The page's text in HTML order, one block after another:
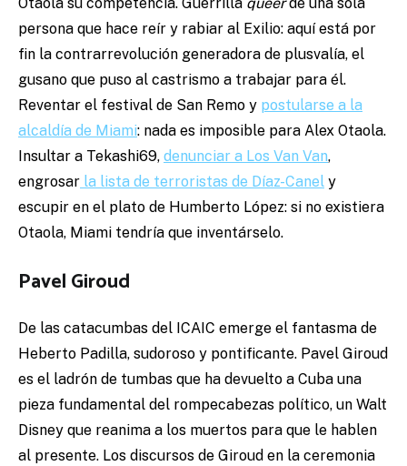
persona que hace reír y rabiar al Exilio: aquí está por
fin la contrarrevolución generadora de plusvalía, el
gusano que puso al castrismo a trabajar para él.
Reventar el festival de San Remo y postularse a la
alcaldía de Miami: nada es imposible para Alex Otaola.
Insultar a Tekashi69, denunciar a Los Van Van,
engrosar la lista de terroristas de Díaz-Canel y
escupir en el plato de Humberto López: si no existiera
Otaola, Miami tendría que inventárselo.
Pavel Giroud
De las catacumbas del ICAIC emerge el fantasma de
Heberto Padilla, sudoroso y pontificante. Pavel Giroud
es el ladrón de tumbas que ha devuelto a Cuba una
pieza fundamental del rompecabezas político, un Walt
Disney que reanima a los muertos para que le hablen
al presente. Los discursos de Giroud en la ceremonia